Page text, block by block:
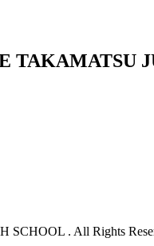
TAKAMATSU
. All Rights